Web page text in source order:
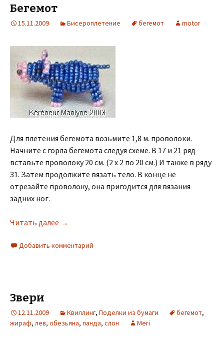
Бегемот
15.11.2009 Бисероплетение бегемот motor
Для плетения бегемота возьмите 1,8 м. проволоки.
Начните с горла бегемота следуя схеме. В 17 и 21 ряд
вставьте проволоку 20 см. (2 x 2 по 20 см.) И также в ряду
31. Затем продолжите вязать тело. В конце не
отрезайте проволоку, она пригодится для вязания
задних ног.
Читать далее →
Добавить комментарий
Звери
12.11.2009 Квиллинг, Поделки из бумаги бегемот,
жираф, лев, обезьяна, панда, слон Meri